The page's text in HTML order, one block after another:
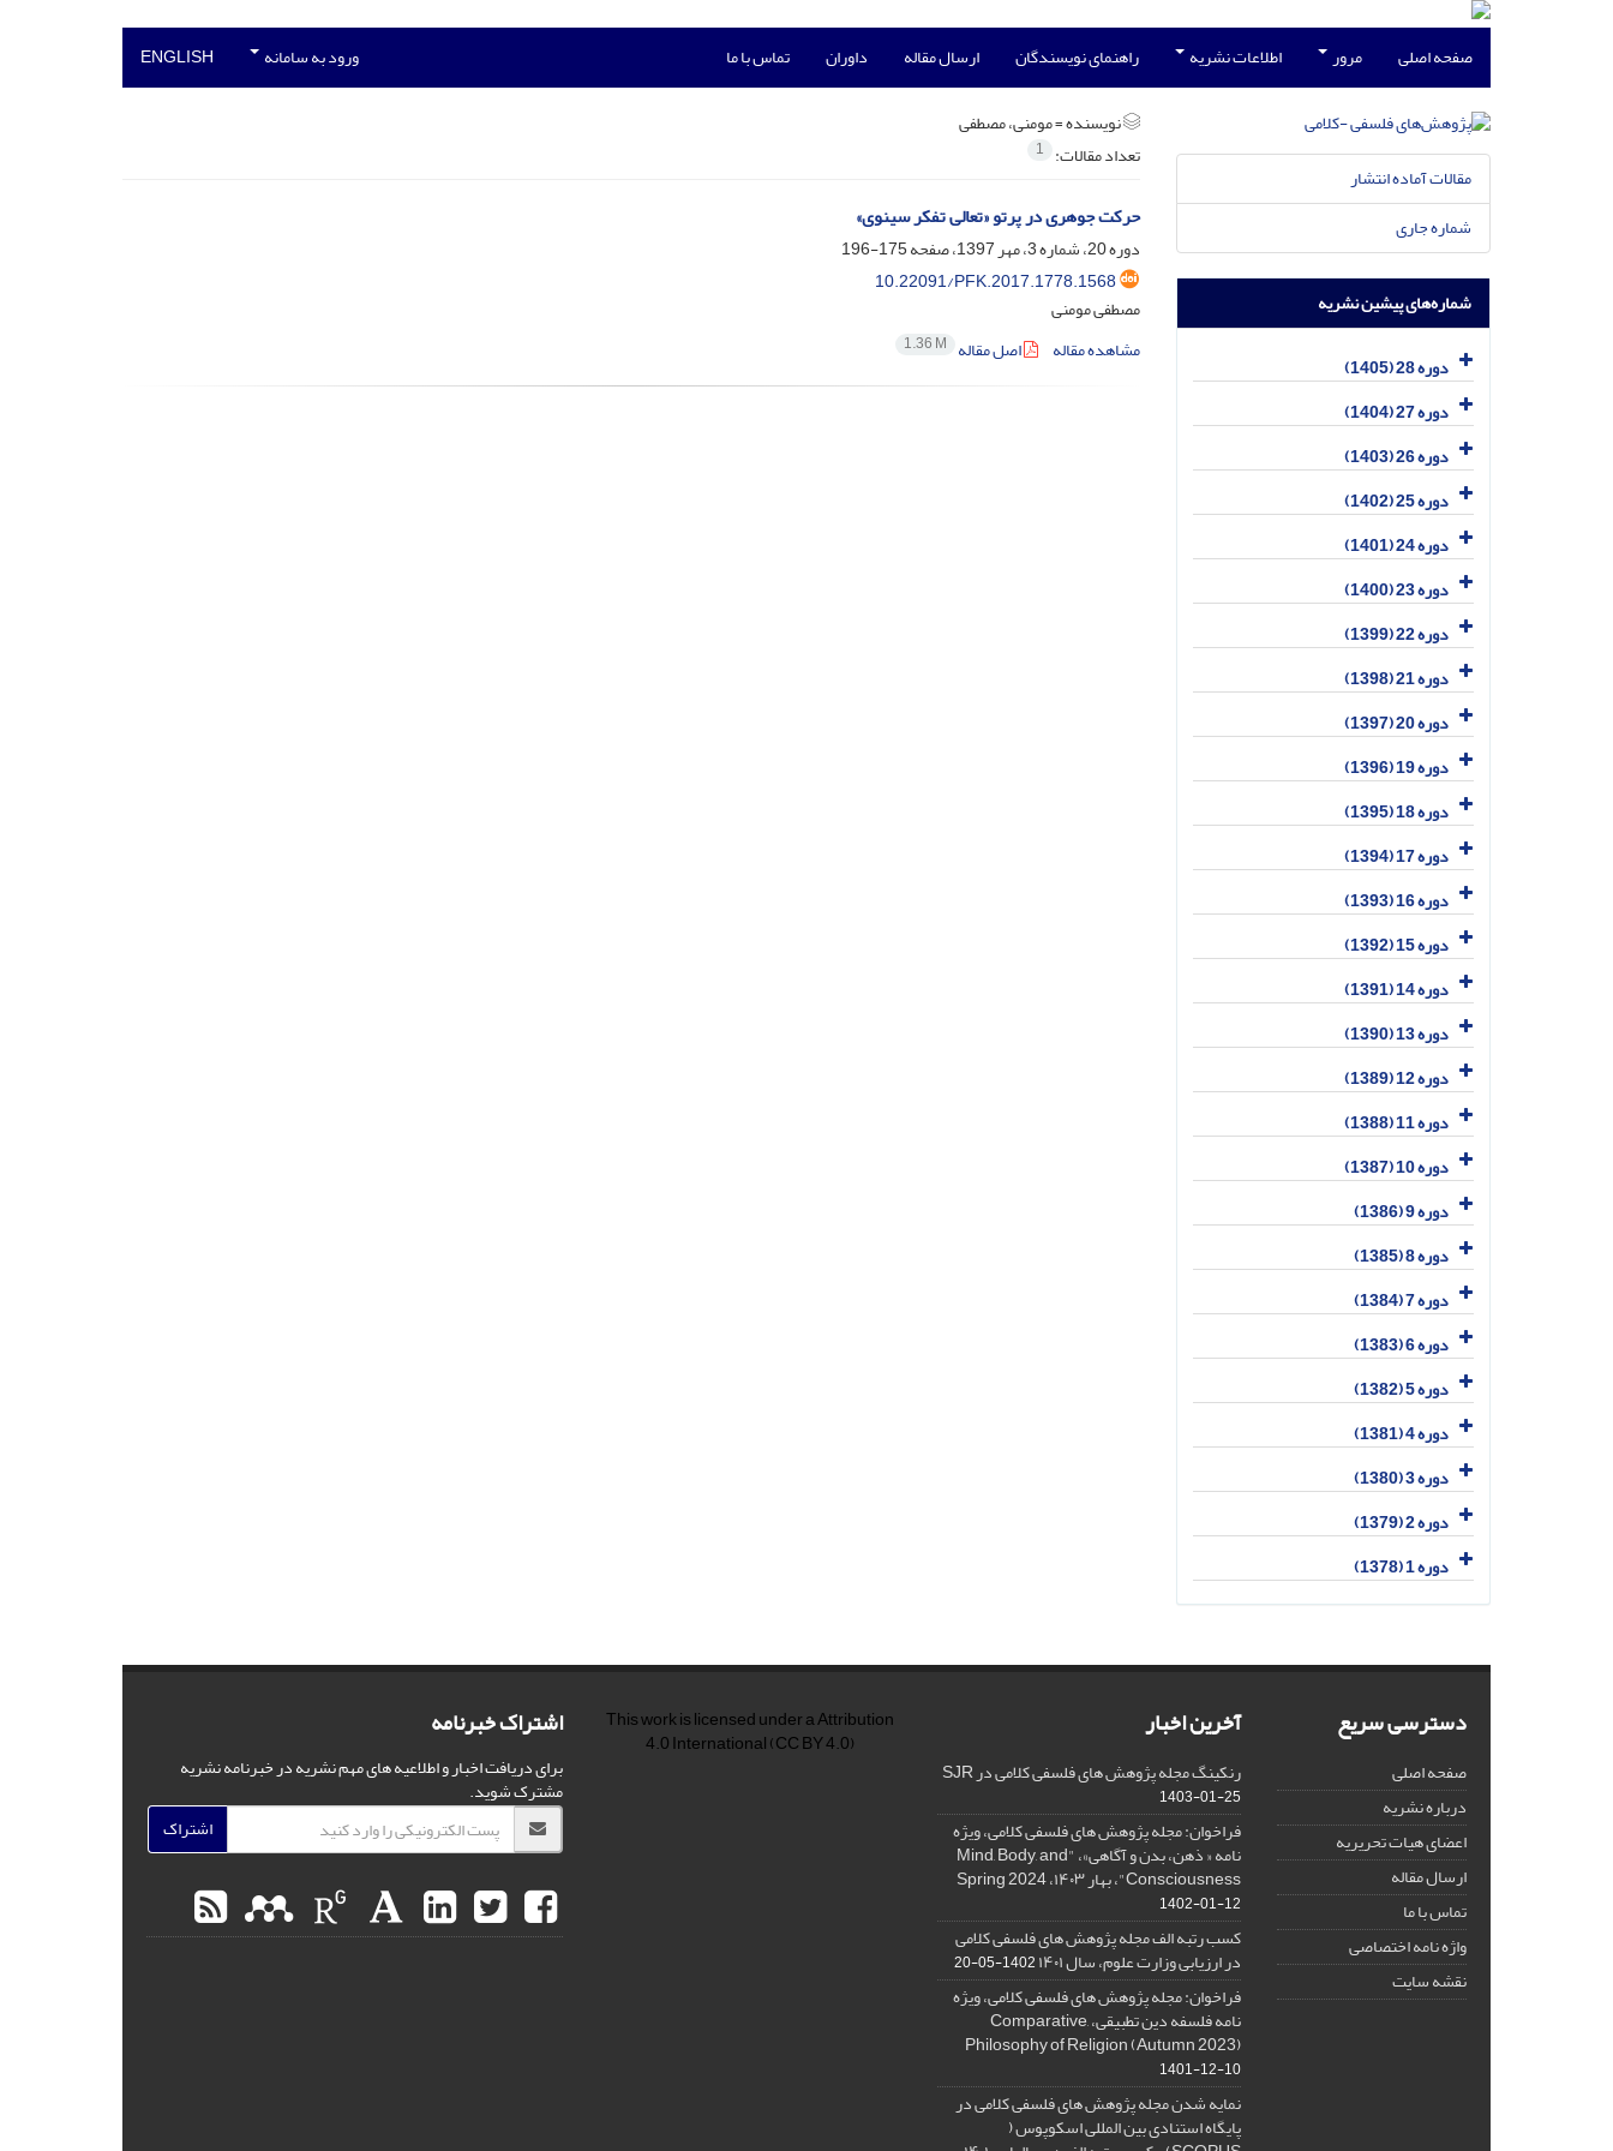
صفحه اصلی مرور اطلاعات نشریه راهنمای نویسندگان ارسال مقاله داوران تماس با ما ورود به سامانه ENGLISH
نویسنده =مومنی، مصطفی
تعداد مقالات: 1
حرکت جوهری در پرتو «تعالی تفکر سینوی»
دوره 20، شماره 3، مهر 1397، صفحه
175-196
10.22091/PFK.2017.1778.1568
مصطفی مومنی
مشاهده مقاله
اصل مقاله 1.36 M
مقالات آماده انتشار
شماره جاری
شماره‌های پیشین نشریه
دوره 28 (1405)
دوره 27 (1404)
دوره 26 (1403)
دوره 25 (1402)
دوره 24 (1401)
دوره 23 (1400)
دوره 22 (1399)
دوره 21 (1398)
دوره 20 (1397)
دوره 19 (1396)
دوره 18 (1395)
دوره 17 (1394)
دوره 16 (1393)
دوره 15 (1392)
دوره 14 (1391)
دوره 13 (1390)
دوره 12 (1389)
دوره 11 (1388)
دوره 10 (1387)
دوره 9 (1386)
دوره 8 (1385)
دوره 7 (1384)
دوره 6 (1383)
دوره 5 (1382)
دوره 4 (1381)
دوره 3 (1380)
دوره 2 (1379)
دوره 1 (1378)
دسترسی سریع
صفحه اصلی
درباره نشریه
اعضای هیات تحریریه
ارسال مقاله
تماس با ما
واژه نامه اختصاصی
نقشه سایت
آخرین اخبار
رنکینگ مجله پژوهش های فلسفی کلامی در SJR
1403-01-25
فراخوان: مجله پژوهش های فلسفی کلامی، ویژه
نامه « ذهن، بدن و آگاهی»، "Mind, Body, and
Consciousness"، بهار ۱۴۰۳، Spring 2024
1402-01-12
کسب رتبه الف مجله پژوهش های فلسفی کلامی
در ارزیابی وزارت علوم، سال ۱۴۰۱ 1402-05-20
فراخوان: مجله پژوهش های فلسفی کلامی، ویژه
نامه فلسفه دین تطبیقی، ,Comparative
Philosophy of Religion (Autumn 2023)
1401-12-10
نمایه شدن مجله پژوهش های فلسفی کلامی در
پایگاه استنادی بین المللی اسکوپوس (
This work is licensed under aAttribution
4.0 International(CC BY 4.0) اشتراک خبرنامه
برای دریافت اخبار و اطلاعیه های مهم نشریه در خبرنامه نشریه
مشترک شوید.
اشتراک